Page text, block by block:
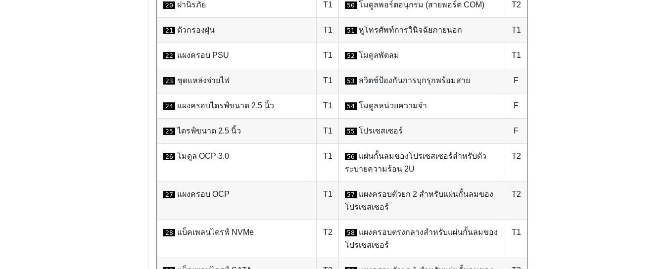
20 ฝานิรภัย T1 50 โมดูลพอร์ตอนุกรม (สายพอร์ต COM) T2
21 ตัวกรองฝุ่น T1 51 หูโทรศัพท์การวินิจฉัยภายนอก T1
22 แผงครอบ PSU T1 52 โมดูลพัดลม T1
23 ชุดแหล่งจ่ายไฟ T1 53 สวิตช์ป้องกันการบุกรุกพร้อมสาย F
24 แผงครอบไดรฟ์ขนาด 2.5 นิ้ว T1 54 โมดูลหน่วยความจำ F
25 ไดรฟ์ขนาด 2.5 นิ้ว T1 55 โปรเซสเซอร์ F
26 โมดูล OCP 3.0 T1 56
แผ่นกั้นลมของโปรเซสเซอร์สำหรับตัว
ระบายความร้อน 2U
T2
27 แผงครอบ OCP T1 57
แผงครอบตัวยก 2 สำหรับแผ่นกั้นลมของ
โปรเซสเซอร์
T2
28 แบ็คเพลนไดรฟ์ NVMe T2 58
แผงครอบตรงกลางสำหรับแผ่นกั้นลมของ
โปรเซสเซอร์
T1